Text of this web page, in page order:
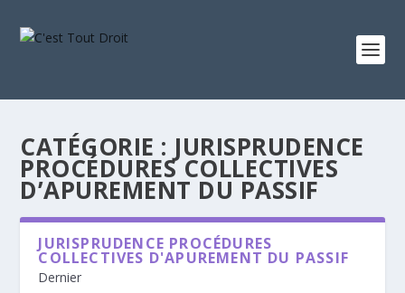
CATÉGORIE : JURISPRUDENCE
PROCÉDURES COLLECTIVES
D’APUREMENT DU PASSIF
JURISPRUDENCE PROCÉDURES
COLLECTIVES D'APUREMENT DU PASSIF
Dernier